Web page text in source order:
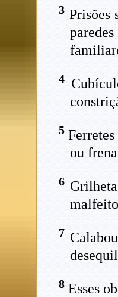
3Prisões
4
5Ferretes
ou
6
7
8Esses